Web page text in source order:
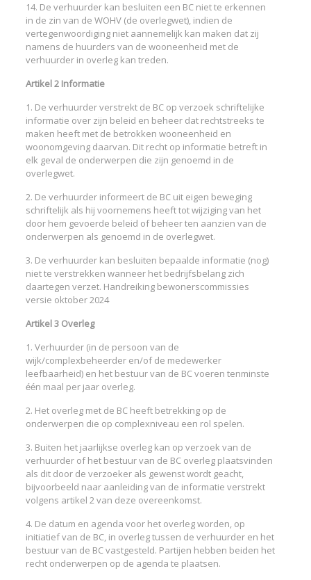
14. De verhuurder kan besluiten een BC niet te erkennen
in de zin van de WOHV (de overlegwet), indien de
vertegenwoordiging niet aannemelijk kan maken dat zij
namens de huurders van de wooneenheid met de
verhuurder in overleg kan treden.
Artikel 2 Informatie
1. De verhuurder verstrekt de BC op verzoek schriftelijke
informatie over zijn beleid en beheer dat rechtstreeks te
maken heeft met de betrokken wooneenheid en
woonomgeving daarvan. Dit recht op informatie betreft in
elk geval de onderwerpen die zijn genoemd in de
overlegwet.
2. De verhuurder informeert de BC uit eigen beweging
schriftelijk als hij voornemens heeft tot wijziging van het
door hem gevoerde beleid of beheer ten aanzien van de
onderwerpen als genoemd in de overlegwet.
3. De verhuurder kan besluiten bepaalde informatie (nog)
niet te verstrekken wanneer het bedrijfsbelang zich
daartegen verzet. Handreiking bewonerscommissies
versie oktober 2024
Artikel 3 Overleg
1. Verhuurder (in de persoon van de
wijk/complexbeheerder en/of de medewerker
leefbaarheid) en het bestuur van de BC voeren tenminste
één maal per jaar overleg.
2. Het overleg met de BC heeft betrekking op de
onderwerpen die op complexniveau een rol spelen.
3. Buiten het jaarlijkse overleg kan op verzoek van de
verhuurder of het bestuur van de BC overleg plaatsvinden
als dit door de verzoeker als gewenst wordt geacht,
bijvoorbeeld naar aanleiding van de informatie verstrekt
volgens artikel 2 van deze overeenkomst.
4. De datum en agenda voor het overleg worden, op
initiatief van de BC, in overleg tussen de verhuurder en het
bestuur van de BC vastgesteld. Partijen hebben beiden het
recht onderwerpen op de agenda te plaatsen.